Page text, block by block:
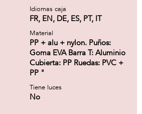
Idiomas caja
FR, EN, DE, ES, PT, IT
Material
PP + alu + nylon. Puños:
Goma EVA Barra T: Aluminio
Cubierta: PP Ruedas: PVC +
PP "
Tiene luces
No